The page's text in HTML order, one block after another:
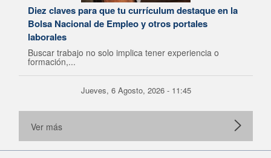
Diez claves para que tu currículum destaque en la
Bolsa Nacional de Empleo y otros portales
laborales
Buscar trabajo no solo implica tener experiencia o
formación,...
Jueves, 6 Agosto, 2026 - 11:45
Ver más